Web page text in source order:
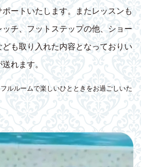
ートいたします。またレッスンも
チ、フットステップの他、ショー
も取り入れた内容となっておりい
れます。
ルルームで楽しいひとときをお過ごしいた